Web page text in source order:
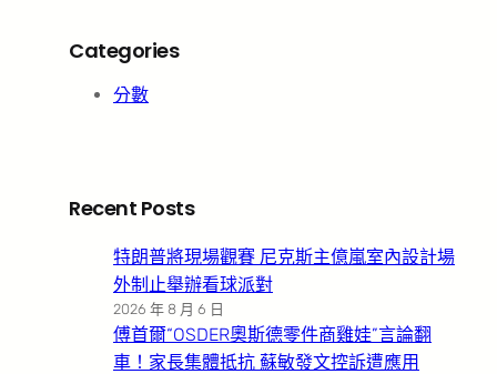
Categories
分數
Recent Posts
特朗普將現場觀賽 尼克斯主億嵐室內設計場
外制止舉辦看球派對
2026 年 8 月 6 日
傅首爾“OSDER奧斯德零件商雞娃”言論翻
車！家長集體抵抗 蘇敏發文控訴遭應用